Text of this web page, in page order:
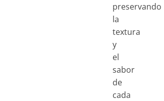
preservando
la
textura
y
el
sabor
de
cada